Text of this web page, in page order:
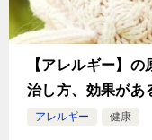
【アレルギー】
治し方、効果があ
アレルギー 健康